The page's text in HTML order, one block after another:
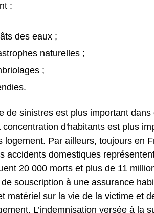
:
des eaux ;
naturelles ;
;
de sinistres est plus important
concentration d'habitants est plus
logement. Par ailleurs, toujours en
accidents domestiques
20 000 morts et plus de 11
de souscription à une assurance
matériel sur la vie de la victime et
L’indemnisation versée à la